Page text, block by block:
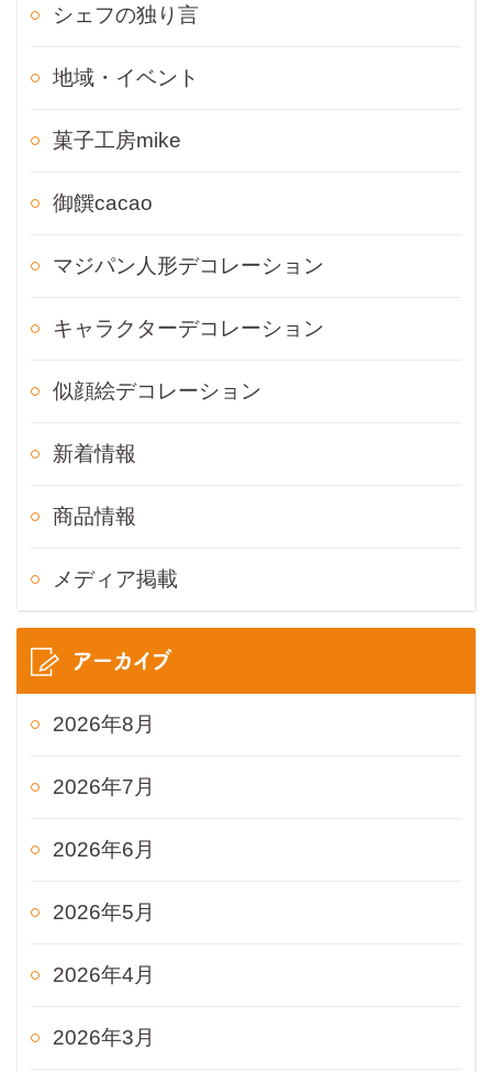
シェフの独り言
地域・イベント
菓子工房mike
御饌cacao
マジパン人形デコレーション
キャラクターデコレーション
似顔絵デコレーション
新着情報
商品情報
メディア掲載
アーカイブ
2026年8月
2026年7月
2026年6月
2026年5月
2026年4月
2026年3月